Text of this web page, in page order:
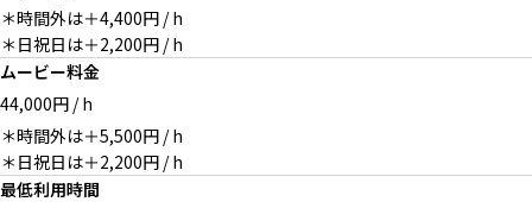
＊時間外は＋4,400円 / h
＊日祝日は＋2,200円 / h
ムービー料金
44,000円 / h
＊時間外は＋5,500円 / h
＊日祝日は＋2,200円 / h
最低利用時間